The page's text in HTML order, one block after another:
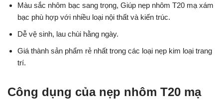
Màu sắc nhôm bạc sang trọng, Giúp nẹp nhôm T20 mạ xám
bạc phù hợp với nhiều loại nội thất và kiến trúc.
Dễ vệ sinh, lau chùi hằng ngày.
Giá thành sản phẩm rẻ nhất trong các loại nẹp kim loại trang
trí.
Công dụng của nẹp nhôm T20 mạ